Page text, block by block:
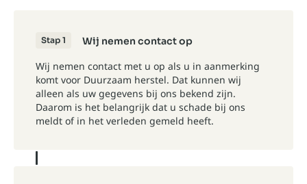
Stap 1 Wij nemen contact op
Wij nemen contact met u op als u in aanmerking
komt voor Duurzaam herstel. Dat kunnen wij
alleen als uw gegevens bij ons bekend zijn.
Daarom is het belangrijk dat u schade bij ons
meldt of in het verleden gemeld heeft.